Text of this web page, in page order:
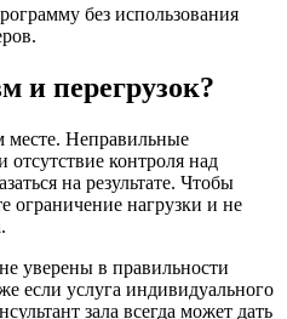
без использования
и перегрузок?
месте. Неправильные
контроля над
на результате. Чтобы
ограничение нагрузки и не
уверены в правильности
если услуга индивидуального
зала всегда может дать